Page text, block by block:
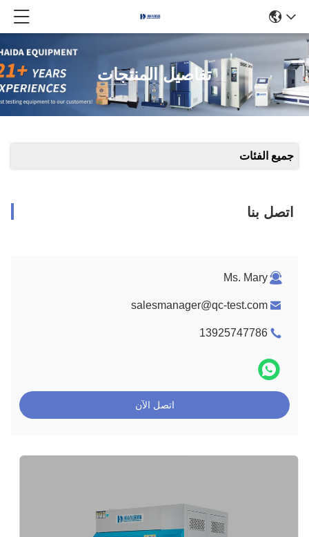
تفاصيل المنتجات
جميع الفئات
اتصل بنا
Ms. Mary
salesmanager@qc-test.com
13925747786
اتصل الآن